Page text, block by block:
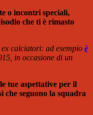
o incontri speciali,
che ti è rimasto
calciatori: ad esempio è
in occasione di un
tue aspettative per il
seguono la squadra